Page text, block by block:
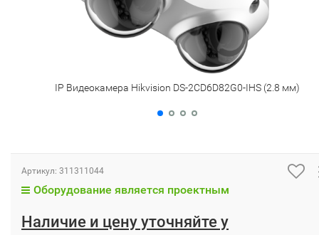
IP Видеокамера Hikvision DS-2CD6D82G0-IHS (2.8 мм)
Артикул: 311311044
Оборудование является проектным
Наличие и цену уточняйте у